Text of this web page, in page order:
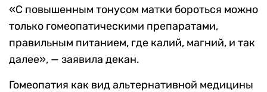
«С повышенным тонусом матки бороться можно
только гомеопатическими препаратами,
правильным питанием, где калий, магний, и так
далее», — заявила декан.
Гомеопатия как вид альтернативной медицины